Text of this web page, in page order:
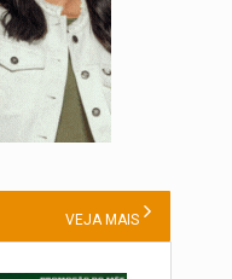
VEJA MAIS